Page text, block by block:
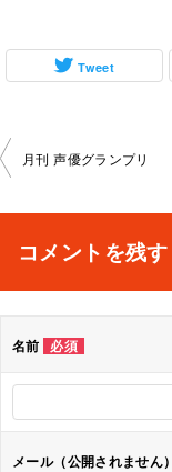
Tweet
投
ビ
シ
ョ
月刊 声優グランプリ
コメントを残す
名前 必須
メール（公開されません）